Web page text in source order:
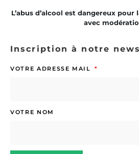
L’abus d’alcool est dangereux
avec
Inscription à notre
VOTRE ADRESSE MAIL
VOTRE NOM